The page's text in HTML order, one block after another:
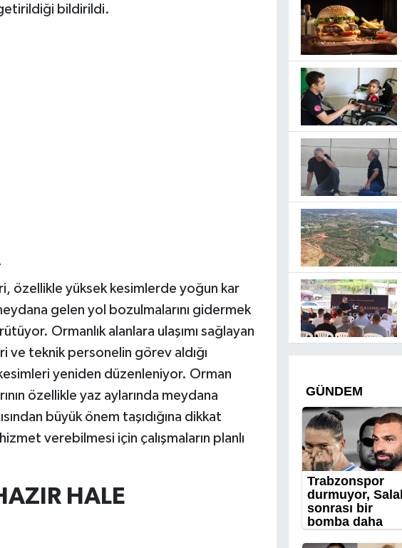
bildirildi.
özellikle yüksek kesimlerde yoğun kar
gelen yol bozulmalarını gidermek
Ormanlık alanlara ulaşımı sağlayan
ve teknik personelin görev aldığı
yeniden düzenleniyor. Orman
özellikle yaz aylarında meydana
büyük önem taşıdığına dikkat
verebilmesi için çalışmaların planlı
HALE